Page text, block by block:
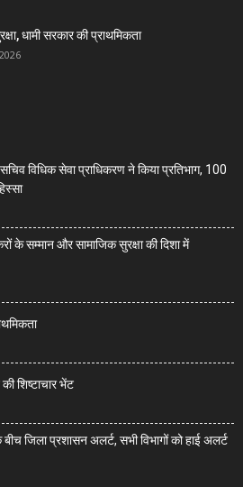
धामी सरकार की प्राथमिकता
विधिक सेवा प्राधिकरण ने किया प्रतिभाग, 100
के सम्मान और सामाजिक सुरक्षा की दिशा में
शिष्टाचार भेंट
बीच जिला प्रशासन अलर्ट, सभी विभागों को हाई अलर्ट